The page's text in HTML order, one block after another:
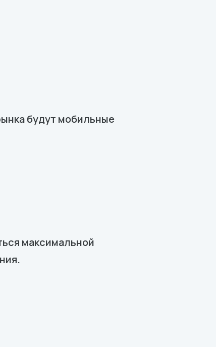
будут мобильные
максимальной